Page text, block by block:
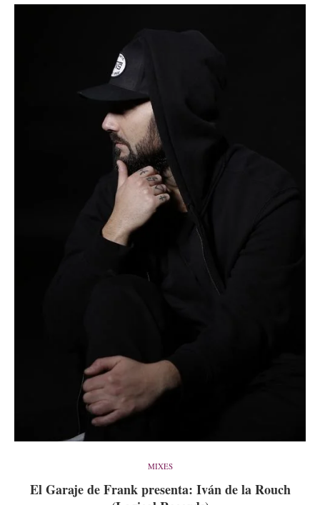
MIXES
El Garaje de Frank presenta: Iván de la Rouch